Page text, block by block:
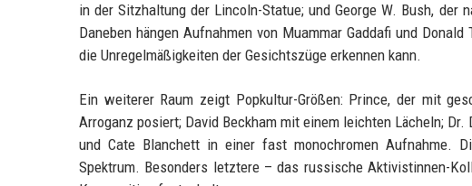
in der Sitzhaltung der Lincoln-Statue; und George W. Bush,
Daneben hängen Aufnahmen von Muammar Gaddafi und
die Unregelmäßigkeiten der Gesichtszüge erkennen kann.
Ein weiterer Raum zeigt Popkultur-Größen: Prince, der mit
Arroganz posiert; David Beckham mit einem leichten Lächeln;
und Cate Blanchett in einer fast monochromen Aufnahme.
Spektrum. Besonders letztere – das russische Aktivistinnen-